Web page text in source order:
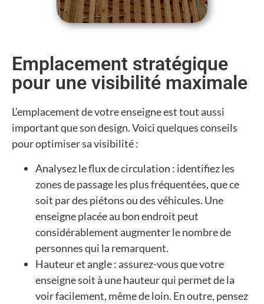
Emplacement stratégique
pour une visibilité maximale
L’emplacement de votre enseigne est tout aussi
important que son design. Voici quelques conseils
pour optimiser sa visibilité :
Analysez le flux de circulation : identifiez les
zones de passage les plus fréquentées, que ce
soit par des piétons ou des véhicules. Une
enseigne placée au bon endroit peut
considérablement augmenter le nombre de
personnes qui la remarquent.
Hauteur et angle : assurez-vous que votre
enseigne soit à une hauteur qui permet de la
voir facilement, même de loin. En outre, pensez